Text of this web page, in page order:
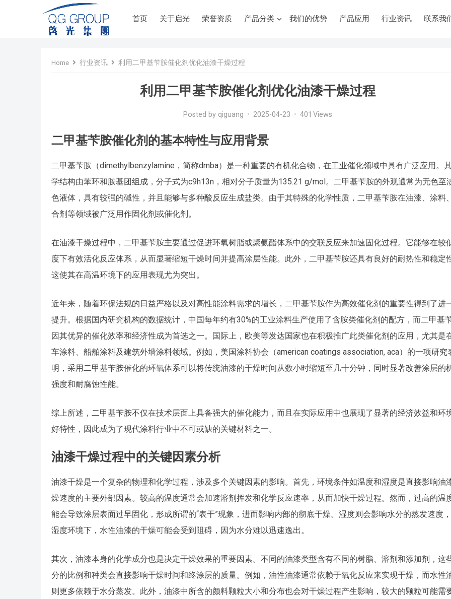
首页 关于启光 荣誉资质 产品分类 我们的优势 产品应用 行业资讯 联系我
Home 行业资讯 利用二甲基苄胺催化剂优化油漆干燥过程
利用二甲基苄胺催化剂优化油漆干燥过程
Posted by qiguang • 2025-04-23 • 401 Views
二甲基苄胺催化剂的基本特性与应用背景
二甲基苄胺（dimethylbenzylamine，简称dmba）是一种重要的有机化合物，在工业催化领域中具有广泛应用。
学结构由苯环和胺基团组成，分子式为c9h13n，相对分子质量为135.21 g/mol。二甲基苄胺的外观通常为无色至
色液体，具有较强的碱性，并且能够与多种酸反应生成盐类。由于其特殊的化学性质，二甲基苄胺在油漆、涂料
合剂等领域被广泛用作固化剂或催化剂。
在油漆干燥过程中，二甲基苄胺主要通过促进环氧树脂或聚氨酯体系中的交联反应来加速固化过程。它能够在较
度下有效活化反应体系，从而显著缩短干燥时间并提高涂层性能。此外，二甲基苄胺还具有良好的耐热性和稳定
这使其在高温环境下的应用表现尤为突出。
近年来，随着环保法规的日益严格以及对高性能涂料需求的增长，二甲基苄胺作为高效催化剂的重要性得到了进
提升。根据国内研究机构的数据统计，中国每年约有30%的工业涂料生产使用了含胺类催化剂的配方，而二甲基
因其优异的催化效率和经济性成为首选之一。国际上，欧美等发达国家也在积极推广此类催化剂的应用，尤其是
车涂料、船舶涂料及建筑外墙涂料领域。例如，美国涂料协会（american coatings association, aca）的一项研究
明，采用二甲基苄胺催化的环氧体系可以将传统油漆的干燥时间从数小时缩短至几十分钟，同时显著改善涂层的
强度和耐腐蚀性能。
综上所述，二甲基苄胺不仅在技术层面上具备强大的催化能力，而且在实际应用中也展现了显著的经济效益和环
好特性，因此成为了现代涂料行业中不可或缺的关键材料之一。
油漆干燥过程中的关键因素分析
油漆干燥是一个复杂的物理和化学过程，涉及多个关键因素的影响。首先，环境条件如温度和湿度是直接影响油
燥速度的主要外部因素。较高的温度通常会加速溶剂挥发和化学反应速率，从而加快干燥过程。然而，过高的温
能会导致涂层表面过早固化，形成所谓的“表干”现象，进而影响内部的彻底干燥。湿度则会影响水分的蒸发速度
湿度环境下，水性油漆的干燥可能会受到阻碍，因为水分难以迅速逸出。
其次，油漆本身的化学成分也是决定干燥效果的重要因素。不同的油漆类型含有不同的树脂、溶剂和添加剂，这
分的比例和种类会直接影响干燥时间和终涂层的质量。例如，油性油漆通常依赖于氧化反应来实现干燥，而水性
则更多依赖于水分蒸发。此外，油漆中所含的颜料颗粒大小和分布也会对干燥过程产生影响，较大的颗粒可能需